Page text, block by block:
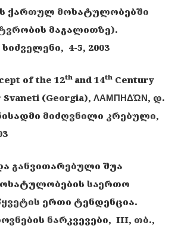
ქართულ მოხატულობებში
მაგალითზე).
4-5, 2003
of the 12th and 14th Century
Svaneti (Georgia), ΛΑΜΠΗΔΏΝ, დ.
მიძღვნილი კრებული,
განვითარებული შუა
საერთო
ერთი ტენდენცია.
ნარკვევები, III, თბ.,